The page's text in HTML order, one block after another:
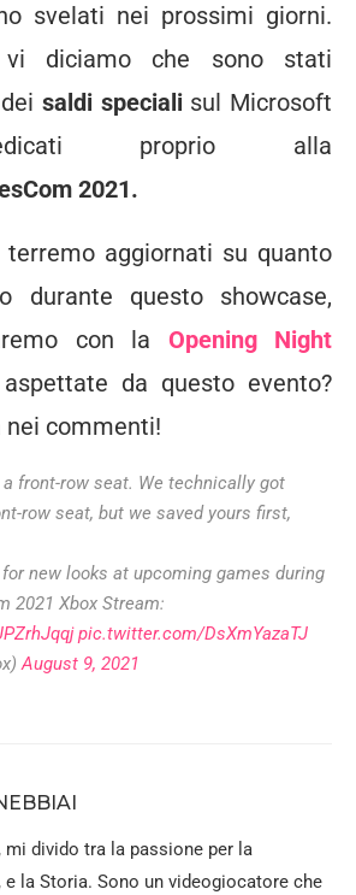
svelati nei prossimi giorni.
diciamo che sono stati
saldi speciali sul Microsoft
proprio alla
2021.
terremo aggiornati su quanto
durante questo showcase,
con la Opening Night
da questo evento?
nei commenti!
a front-row seat. We technically got
row seat, but we saved yours first,
new looks at upcoming games during
2021 Xbox Stream:
pic.twitter.com/DsXmYazaTJ
August 9, 2021
mi divido tra la passione per la
la Storia. Sono un videogiocatore che